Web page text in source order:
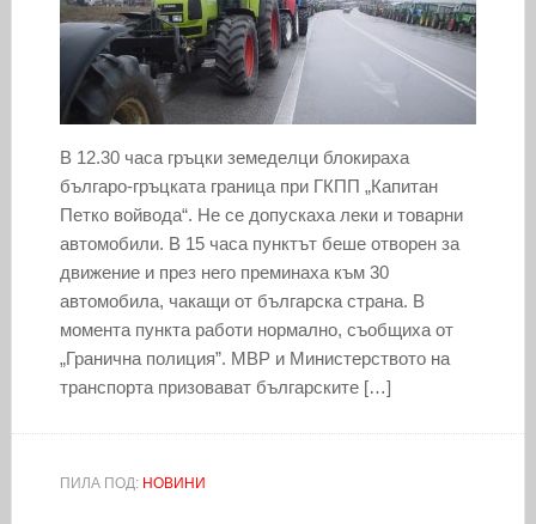
В 12.30 часа гръцки земеделци блокираха
българо-гръцката граница при ГКПП „Капитан
Петко войвода“. Не се допускаха леки и товарни
автомобили. В 15 часа пунктът беше отворен за
движение и през него преминаха към 30
автомобила, чакащи от българска страна. В
момента пункта работи нормално, съобщиха от
„Гранична полиция”. МВР и Министерството на
транспорта призовават българските […]
ПИЛА ПОД: НОВИНИ